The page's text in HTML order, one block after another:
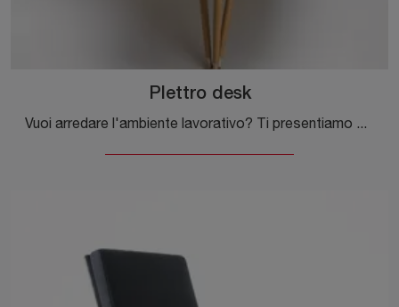
Plettro desk
Vuoi arredare l'ambiente lavorativo? Ti presentiamo differenti proposte di scrivanie direzionali in legno, come il modello Plettro desk di Alias.